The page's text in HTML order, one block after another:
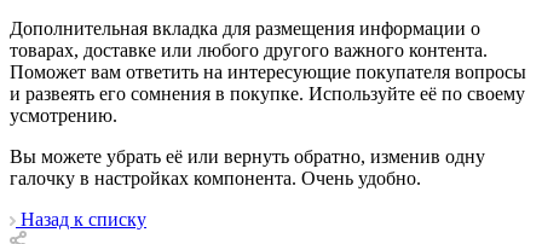
Дополнительная вкладка для размещения информации о
товарах, доставке или любого другого важного контента.
Поможет вам ответить на интересующие покупателя вопросы
и развеять его сомнения в покупке. Используйте её по своему
усмотрению.
Вы можете убрать её или вернуть обратно, изменив одну
галочку в настройках компонента. Очень удобно.
Назад к списку